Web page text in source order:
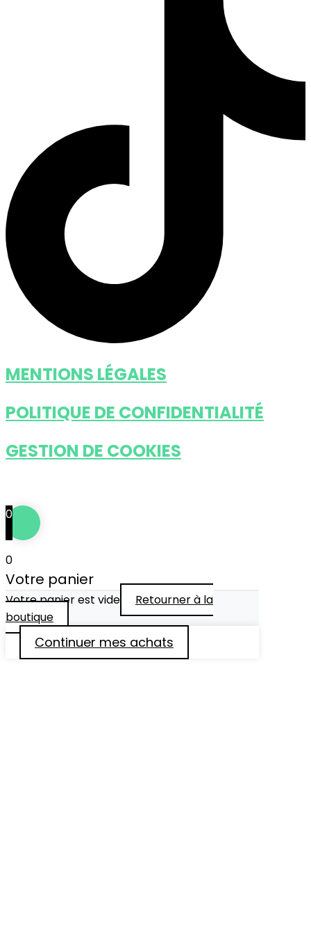
MENTIONS LÉGALES
POLITIQUE DE CONFIDENTIALITÉ
GESTION DE COOKIES
0
0
Votre panier
Votre panier est vide
Retourner à la
boutique
Continuer mes achats